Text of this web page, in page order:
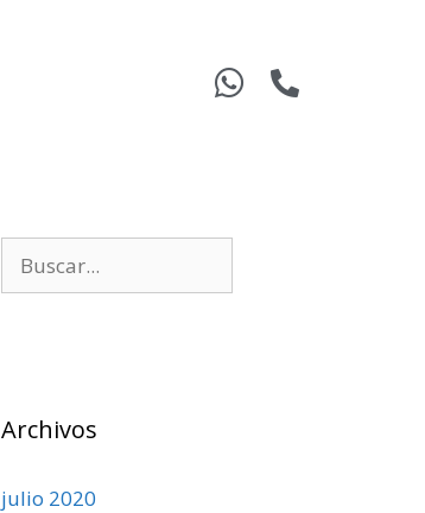
Archivos
julio 2020